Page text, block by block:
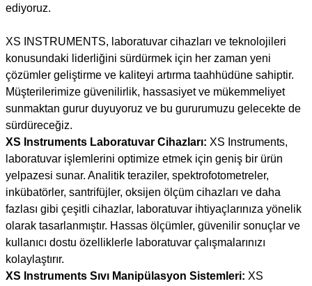
ediyoruz.
XS INSTRUMENTS, laboratuvar cihazları ve teknolojileri
konusundaki liderliğini sürdürmek için her zaman yeni
çözümler geliştirme ve kaliteyi artırma taahhüdüne sahiptir.
Müşterilerimize güvenilirlik, hassasiyet ve mükemmeliyet
sunmaktan gurur duyuyoruz ve bu gururumuzu gelecekte de
sürdüreceğiz.
XS Instruments Laboratuvar Cihazları: XS Instruments,
laboratuvar işlemlerini optimize etmek için geniş bir ürün
yelpazesi sunar. Analitik teraziler, spektrofotometreler,
inkübatörler, santrifüjler, oksijen ölçüm cihazları ve daha
fazlası gibi çeşitli cihazlar, laboratuvar ihtiyaçlarınıza yönelik
olarak tasarlanmıştır. Hassas ölçümler, güvenilir sonuçlar ve
kullanıcı dostu özelliklerle laboratuvar çalışmalarınızı
kolaylaştırır.
XS Instruments Sıvı Manipülasyon Sistemleri: XS